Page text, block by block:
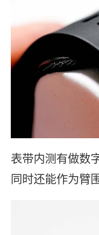
表带内测有做数
同时还能作为臂